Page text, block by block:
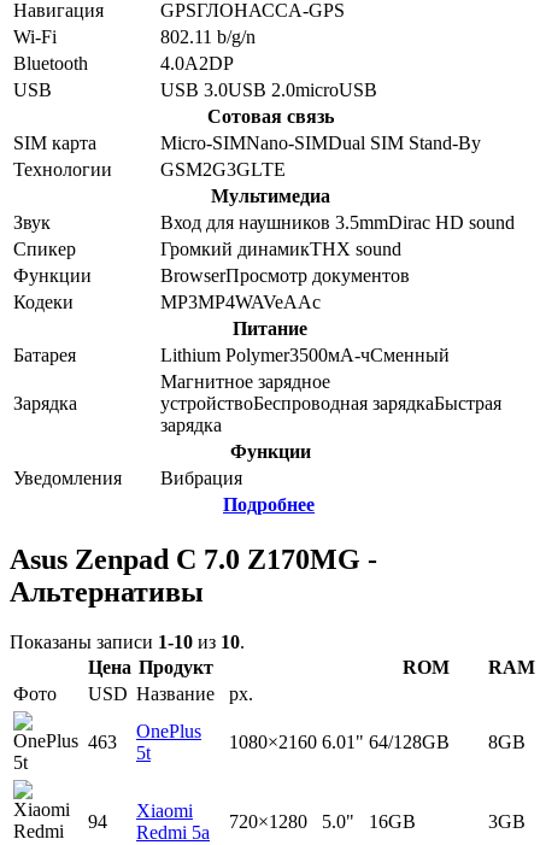
Навигация
GPSГЛОНАССA-GPS
Wi-Fi
802.11 b/g/n
Bluetooth
4.0A2DP
USB
USB 3.0USB 2.0microUSB
Сотовая связь
SIM карта
Micro-SIMNano-SIMDual SIM Stand-By
Технологии
GSM2G3GLTE
Мультимедиа
Звук
Вход для наушников 3.5mmDirac HD sound
Спикер
Громкий динамикTHX sound
Функции
BrowserПросмотр документов
Кодеки
MP3MP4WAVeAAc
Питание
Батарея
Lithium Polymer3500мА-чСменный
Зарядка
Магнитное зарядное
устройствоБеспроводная зарядкаБыстрая
зарядка
Функции
Уведомления
Вибрация
Подробнее
Asus Zenpad C 7.0 Z170MG -
Альтернативы
Показаны записи 1-10 из 10.
Цена Продукт ROM
RAM
Фото
USD Название px.
463
OnePlus
5t
1080×2160 6.01" 64/128GB 8GB
94
Xiaomi
Redmi 5a
720×1280 5.0" 16GB 3GB